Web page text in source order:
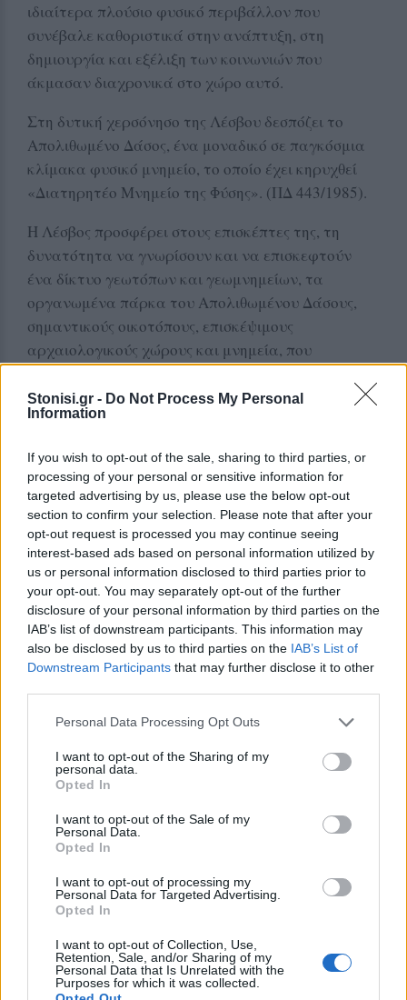
Stonisi.gr - Do Not Process My Personal
Information
If you wish to opt-out of the sale, sharing to third parties, or
processing of your personal or sensitive information for
targeted advertising by us, please use the below opt-out
section to confirm your selection. Please note that after your
opt-out request is processed you may continue seeing
interest-based ads based on personal information utilized by
us or personal information disclosed to third parties prior to
your opt-out. You may separately opt-out of the further
disclosure of your personal information by third parties on the
IAB’s list of downstream participants. This information may
also be disclosed by us to third parties on the IAB’s List of
Downstream Participants that may further disclose it to other
Personal Data Processing Opt Outs
I want to opt-out of the Sharing of my
personal data.
Opted In
I want to opt-out of the Sale of my
Personal Data.
Opted In
I want to opt-out of processing my
Personal Data for Targeted Advertising.
Opted In
I want to opt-out of Collection, Use,
Retention, Sale, and/or Sharing of my
Personal Data that Is Unrelated with the
Purposes for which it was collected.
ιδιαίτερα πλούσιο φυσικό περιβάλλον που
συνέβαλε καθοριστικά στην ανάπτυξη, στη
δημιουργία και εξέλιξη των κοινωνιών που
άκμασαν διαχρονικά στο χώρο αυτό.
Στη δυτική χερσόνησο της Λέσβου δεσπόζει το
Απολιθωμένο Δάσος, ένα μοναδικό σε παγκόσμια
κλίμακα φυσικό μνημείο, το οποίο έχει κηρυχθεί
«Διατηρητέο Μνημείο της Φύσης». (ΠΔ 443/1985).
Η Λέσβος προσφέρει στους επισκέπτες της, τη
δυνατότητα να γνωρίσουν και να επισκεφτούν
ένα δίκτυο γεωτόπων και γεωμνημείων, τα
οργανωμένα πάρκα του Απολιθωμένου Δάσους,
σημαντικούς οικοτόπους, επισκέψιμους
αρχαιoλογικούς χώρους και μνημεία, που
ανθρώπου στη Λέσβο και τη στενή του σχέση με το
φυσικό περιβάλλον και τους φυσικούς πόρους. Η
Μουσείων που καλύπτουν ποικιλία θεματικών
περιοχών.
Οι επισκέπτες του νησιού μπορούν να
συμμετάσχουν σε ποικίλες γεωτουριστικές και
οικοτουριστικές δράσεις, πρωτότυπα εκπαιδευτικά
προγράμματα, θαλάσσιες και αγροτουριστικές
δραστηριότητες, πολιτιστικά φεστιβάλ και
ποικίλες άλλες δραστηριότητες.
ΔΙΑΦΗΜΙΣΗ